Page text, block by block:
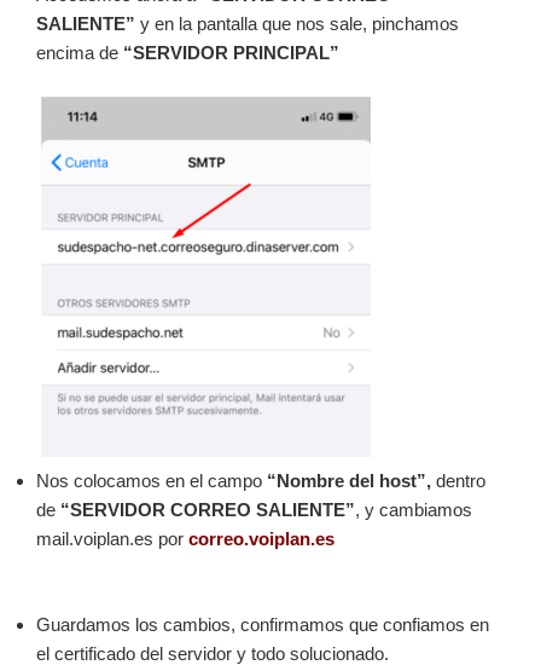
SALIENTE” y en la pantalla que nos sale, pinchamos
encima de “SERVIDOR PRINCIPAL”
Nos colocamos en el campo “Nombre del host”, dentro
de “SERVIDOR CORREO SALIENTE”, y cambiamos
mail.voiplan.es por correo.voiplan.es
Guardamos los cambios, confirmamos que confiamos en
el certificado del servidor y todo solucionado.